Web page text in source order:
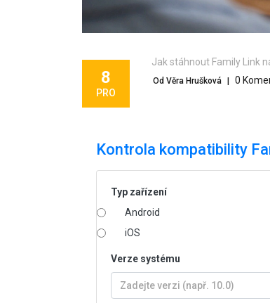
8
PRO
Jak stáhnout Family Link
Od Věra Hrušková | 0
Kontrola kompatibility
Typ zařízení
Android
iOS
Verze systému